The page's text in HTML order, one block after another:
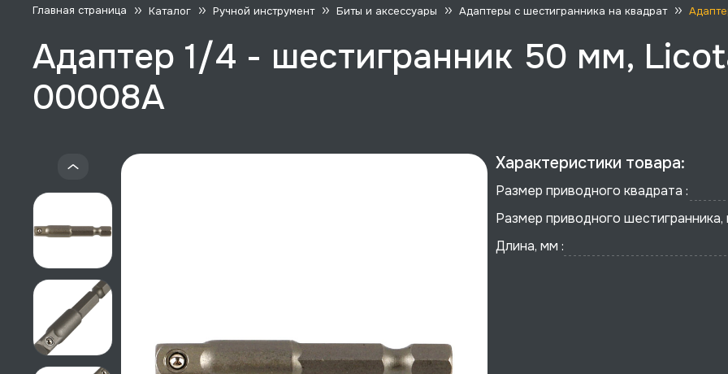
Главная страница Каталог Ручной инструмент Биты и аксессуары Адаптеры с шестигранника на квадрат
Адаптер 1/4 - шестигранник 50 мм,
00008A
Характеристики товара:
Размер приводного квадрата :
Размер приводного шестигранника,
Длина, мм :